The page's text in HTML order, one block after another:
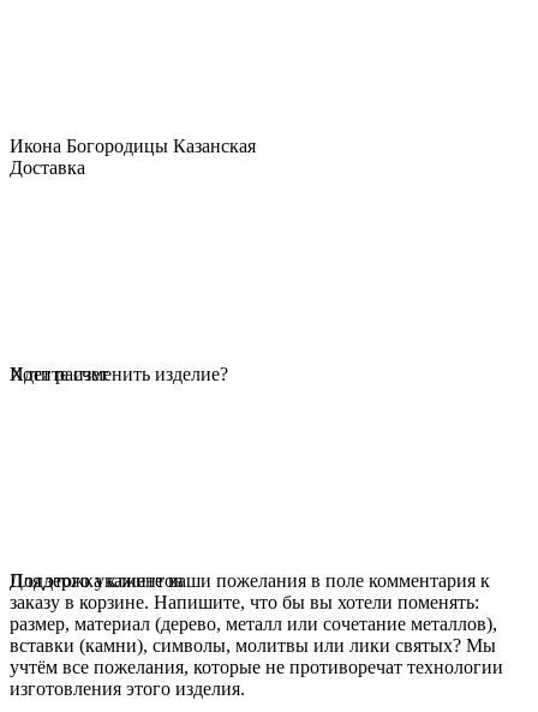
Икона Богородицы Казанская
Доставка
Идет расчет
Хотите изменить изделие?
Для этого укажите ваши пожелания в поле комментария к
заказу в корзине. Напишите, что бы вы хотели поменять:
размер, материал (дерево, металл или сочетание металлов),
вставки (камни), символы, молитвы или лики святых? Мы
учтём все пожелания, которые не противоречат технологии
изготовления этого изделия.
Поддержка клиентов